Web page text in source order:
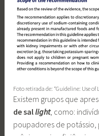
Foto retirada de: “Guideline: Use
Existem grupos que
de sallight, como:
poupadores de